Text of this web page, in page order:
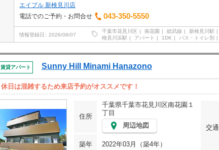
エイブル 新検見川店
電話でのご予約・お問合せ
043-350-5550
情報登録日 2026/08/07
千葉市花見川区 南花園 総武線 新検見川駅
検見川浜駅
アパート 1DK バス・トイレ別
賃貸アパート Sunny Hill Minami Hanazono
休日は混雑するため来店予約がオススメです！
住所
千葉県千葉市花見川区南花園１
丁目
周辺地図
交通
築年 2022年03月（築4年）